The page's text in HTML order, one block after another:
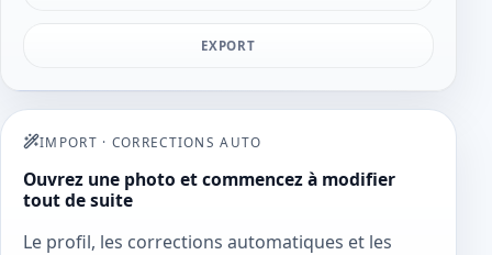
EXPORT
IMPORT · CORRECTIONS AUTO
Ouvrez une photo et commencez à modifier
tout de suite
Le profil, les corrections automatiques et les